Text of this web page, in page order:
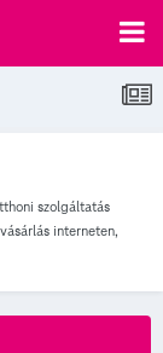
szolgáltatás
interneten,